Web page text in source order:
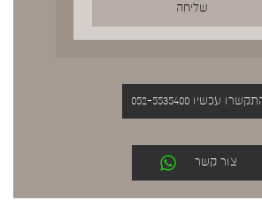
עכשיו 052-5535400
צור קשר